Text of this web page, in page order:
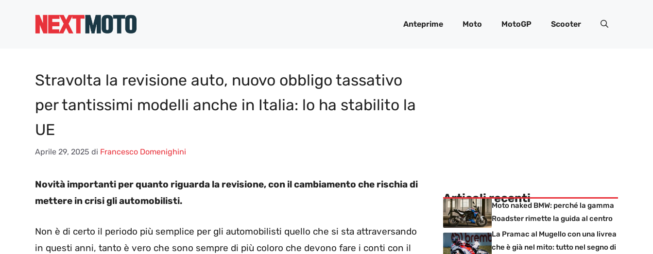
Anteprime Moto MotoGP Scooter
Stravolta la revisione auto, nuovo obbligo tassativo
per tantissimi modelli anche in Italia: lo ha stabilito la
UE
Aprile 29, 2025 di Francesco Domenighini
Novità importanti per quanto riguarda la revisione, con il cambiamento che rischia di
mettere in crisi gli automobilisti.
Non è di certo il periodo più semplice per gli automobilisti quello che si sta attraversando
in questi anni, tanto è vero che sono sempre di più coloro che devono fare i conti con il
Articoli recenti
Moto naked BMW: perché la gamma
Roadster rimette la guida al centro
La Pramac al Mugello con una livrea
che è già nel mito: tutto nel segno di